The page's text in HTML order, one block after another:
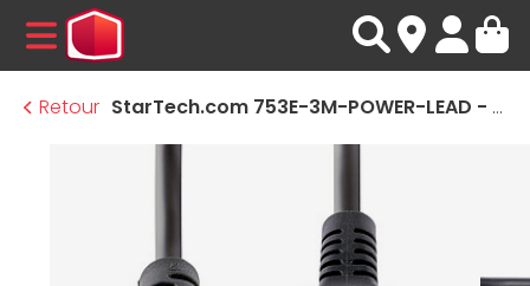
MENU
Retour
StarTech.com 753E-3M-POWER-LEAD - 3 m